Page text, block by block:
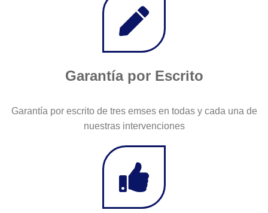
Garantía por Escrito
Garantía por escrito de tres emses en todas y cada una de
nuestras intervenciones